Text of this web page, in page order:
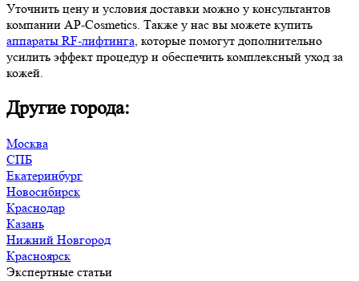
Уточнить цену и условия доставки можно у консультантов
компании AP-Cosmetics. Также у нас вы можете купить
аппараты RF-лифтинга, которые помогут дополнительно
усилить эффект процедур и обеспечить комплексный уход за
кожей.
Другие города:
Москва
СПБ
Екатеринбург
Новосибирск
Краснодар
Казань
Нижний Новгород
Красноярск
Экспертные статьи